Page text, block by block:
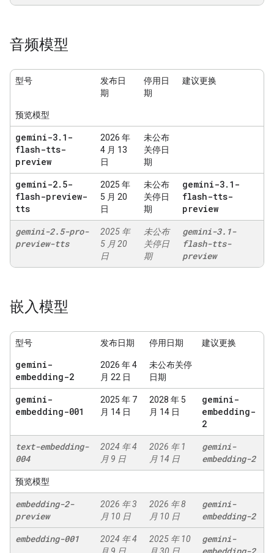
音频模型
型号
发布日
期
停用日
期
建议更换
预览模型
gemini-3. 1-
flash-tts-
preview
2026 年
4 月 13
日
未公布
关停日
期
gemini-2. 5-
flash-preview-
tts
2025 年
5 月 20
日
未公布
关停日
期
gemini-3. 1-
flash-tts-
preview
gemini-2.5-pro-
preview-tts
2025 年
5 月 20
日
未公布
关停日
期
gemini-3. 1-
flash-tts-
preview
嵌入模型
型号 发布日期 停用日期 建议更换
gemini-
embedding-2
2026 年 4
月 22 日
未公布关停
日期
gemini-
embedding-001
2025 年 7
月 14 日
2028 年 5
月 14 日
gemini-
embedding-
2
text-embedding-
004
2024 年 4
月 9 日
2026 年 1
月 14 日
gemini-
embedding-2
预览模型
embedding-2-
preview
2026 年 3
月 10 日
2026 年 8
月 10 日
gemini-
embedding-2
embedding-001
2024 年 4
2025 年 10
gemini-